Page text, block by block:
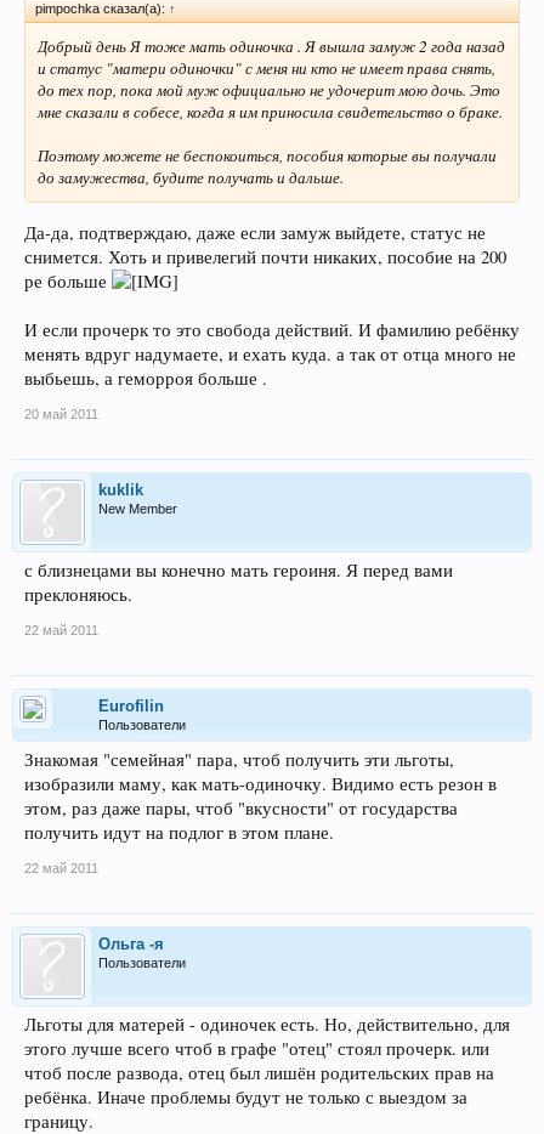
Я уже 9 лет одна рощу - и не нарадуюсь!
И даже мечты свои -желания- реализовать проще - сразу все
надо.....и бассейн и учеба и курсы, и танцы, и машина - и сапоги- и
то и се....
с мальчиком жила- ничего не могла- а одна с ней- все сразу
реализовала.
Во какую вырастила - и танцами занимается и учится хорошо, и
языки даются легко.......только вредная - папки не было, чтобы по
попки бить.....все балуют!
pimpochka сказал(а): ↑
Добрый день Я тоже мать одиночка . Я вышла замуж 2 года назад
и статус "матери одиночки" с меня ни кто не имеет права снять,
до тех пор, пока мой муж официально не удочерит мою дочь. Это
мне сказали в собесе, когда я им приносила свидетельство о браке.
Поэтому можете не беспокоиться, пособия которые вы получали
до замужества, будите получать и дальше.
Да-да, подтверждаю, даже если замуж выйдете, статус не
снимется. Хоть и привелегий почти никаких, пособие на 200
ре больше
И если прочерк то это свобода действий. И фамилию ребёнку
менять вдруг надумаете, и ехать куда. а так от отца много не
выбьешь, а геморроя больше .
20 май 2011
kuklik
New Member
с близнецами вы конечно мать героиня. Я перед вами
преклоняюсь.
22 май 2011
Eurofilin
Пользователи
Знакомая "семейная" пара, чтоб получить эти льготы,
изобразили маму, как мать-одиночку. Видимо есть резон в
этом, раз даже пары, чтоб "вкусности" от государства
получить идут на подлог в этом плане.
22 май 2011
Ольга -я
Пользователи
Льготы для матерей - одиночек есть. Но, действительно, для
этого лучше всего чтоб в графе "отец" стоял прочерк. или
чтоб после развода, отец был лишён родительских прав на
ребёнка. Иначе проблемы будут не только с выездом за
границу.